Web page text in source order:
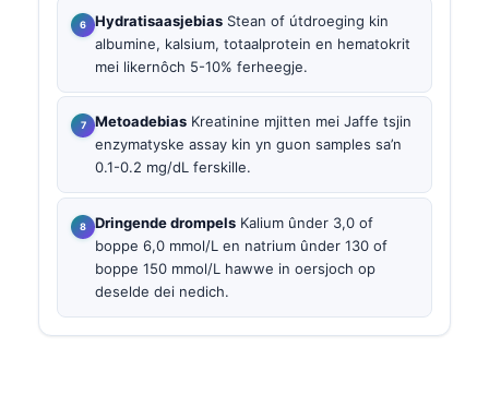
Hydratisaasjebias Stean of útdroeging kin
albumine, kalsium, totaalprotein en hematokrit
mei likernôch 5-10% ferheegje.
Metoadebias Kreatinine mjitten mei Jaffe tsjin
enzymatyske assay kin yn guon samples sa’n
0.1-0.2 mg/dL ferskille.
Dringende drompels Kalium ûnder 3,0 of
boppe 6,0 mmol/L en natrium ûnder 130 of
boppe 150 mmol/L hawwe in oersjoch op
deselde dei nedich.